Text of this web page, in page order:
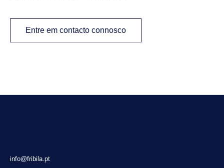
Entre em contacto connosco
info@fribila.pt